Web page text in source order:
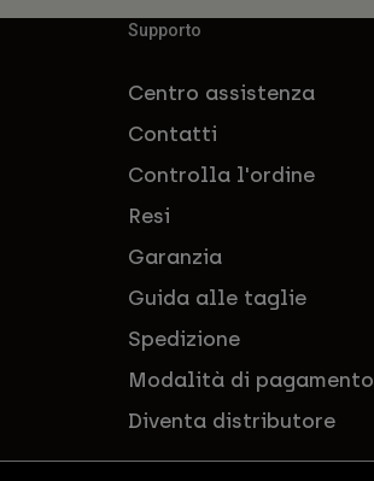
Supporto
Centro assistenza
Contatti
Controlla l'ordine
Resi
Garanzia
Guida alle taglie
Spedizione
Modalità di pagamento
Diventa distributore